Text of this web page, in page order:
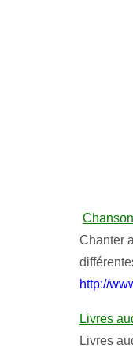
Chanter
http://
Livres
Livres